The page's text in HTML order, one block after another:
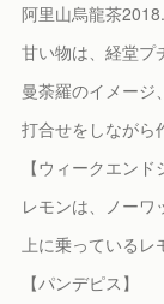
阿里山烏龍茶
甘い物は、経堂プ
曼荼羅のイメージ
打合せをしながら
【ウィークエンド
レモンは、ノーワ
上に乗っているレ
【パンデピス】